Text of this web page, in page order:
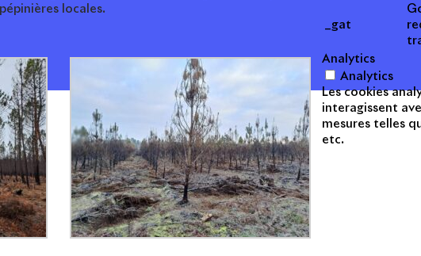
locales.
_gat
Analytics
Analytics
Les cookies
interagissent
mesures telles
etc.